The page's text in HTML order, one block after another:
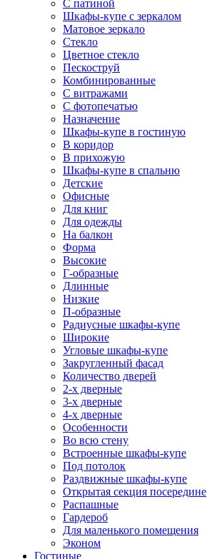
С патиной
Шкафы-купе с зеркалом
Матовое зеркало
Стекло
Цветное стекло
Пескоструй
Комбинированные
С витражами
С фотопечатью
Назначение
Шкафы-купе в гостиную
В коридор
В прихожую
Шкафы-купе в спальню
Детские
Офисные
Для книг
Для одежды
На балкон
Форма
Высокие
Г-образные
Длинные
Низкие
П-образные
Радиусные шкафы-купе
Широкие
Угловые шкафы-купе
Закругленный фасад
Количество дверей
2-х дверные
3-х дверные
4-х дверные
Особенности
Во всю стену
Встроенные шкафы-купе
Под потолок
Раздвижные шкафы-купе
Открытая секция посередине
Распашные
Гардероб
Для маленького помещения
Эконом
Гостиные